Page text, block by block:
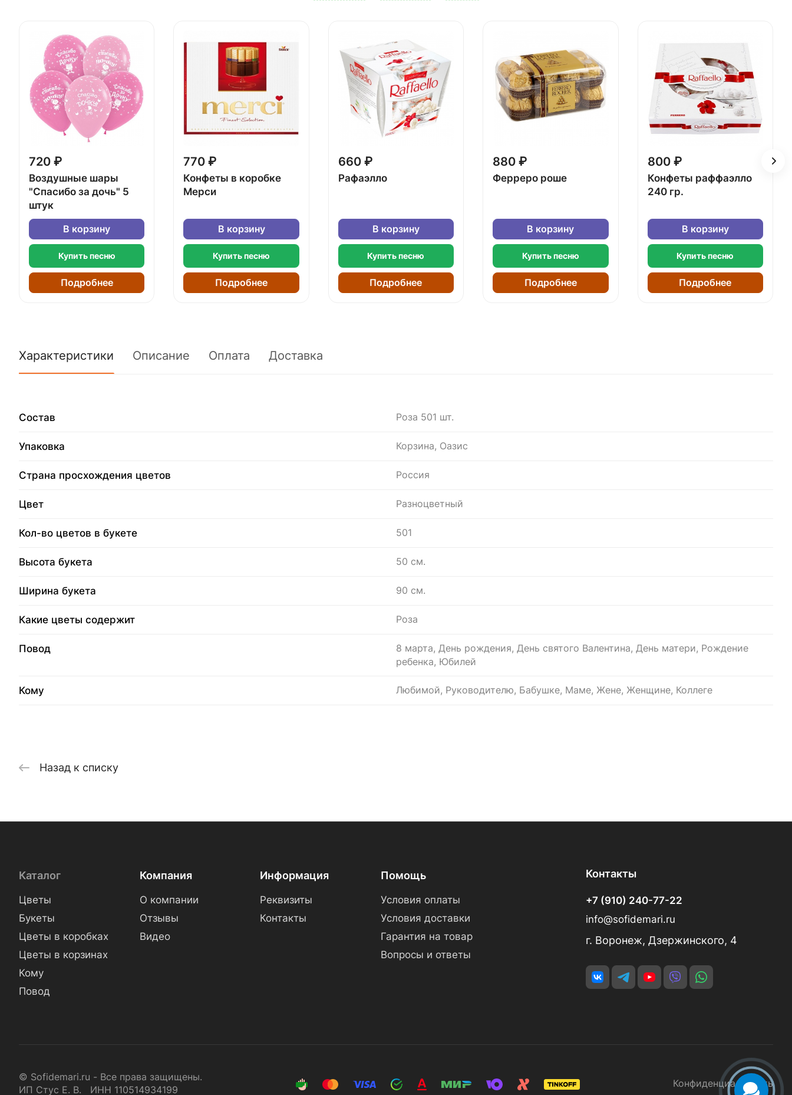
720 ₽
Воздушные шары
"Спасибо за дочь" 5
штук
В корзину
Купить песню
Подробнее
770 ₽
Конфеты в коробке
Мерси
В корзину
Купить песню
Подробнее
660 ₽
Рафаэлло
В корзину
Купить песню
Подробнее
880 ₽
Ферреро роше
В корзину
Купить песню
Подробнее
800 ₽
Конфеты раффаэлло
240 гр.
В корзину
Купить песню
Подробнее
Характеристики Описание Оплата Доставка
Состав Роза 501 шт.
Упаковка Корзина, Оазис
Страна просхождения цветов Россия
Цвет Разноцветный
Кол-во цветов в букете 501
Высота букета 50 см.
Ширина букета 90 см.
Какие цветы содержит Роза
Повод
8 марта, День рождения, День святого Валентина, День матери, Рождение
ребенка, Юбилей
Кому Любимой, Руководителю, Бабушке, Маме, Жене, Женщине, Коллеге
Назад к списку
Каталог
Цветы
Букеты
Цветы в коробках
Цветы в корзинах
Кому
Повод
Компания
О компании
Отзывы
Видео
Информация
Реквизиты
Контакты
Помощь
Условия оплаты
Условия доставки
Гарантия на товар
Вопросы и ответы
Контакты
+7 (910) 240-77-22
info@sofidemari.ru
г. Воронеж, Дзержинского, 4
© Sofidemari.ru - Все права защищены.
ИП Стус Е. В. ИНН 110514934199
Конфиденциальность